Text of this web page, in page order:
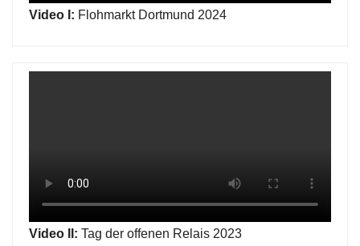
Video I: Flohmarkt Dortmund 2024
Video II: Tag der offenen Relais 2023